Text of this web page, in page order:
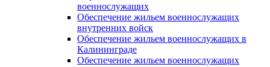
военнослужащих
Обеспечение жильем военнослужащих
внутренних войск
Обеспечение жильем военнослужащих в
Калининграде
Обеспечение жильем военнослужащих